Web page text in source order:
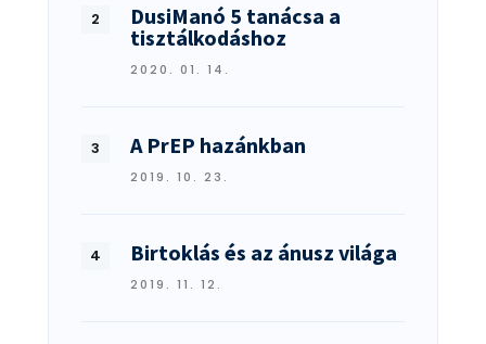
DusiManó 5 tanácsa a
tisztálkodáshoz
2020. 01. 14.
A PrEP hazánkban
2019. 10. 23.
Birtoklás és az ánusz világa
2019. 11. 12.